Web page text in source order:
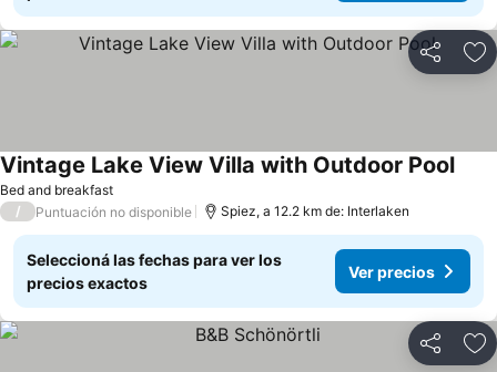
Compartir
Bed and breakfast
Vintage Lake View Villa with Outdoor PoolVer
/ Puntuación no disponible Spiez, a 12.2 km de: Interlaken
Seleccioná las fechas para ver los
precios exactos
Ver precios
Compartir